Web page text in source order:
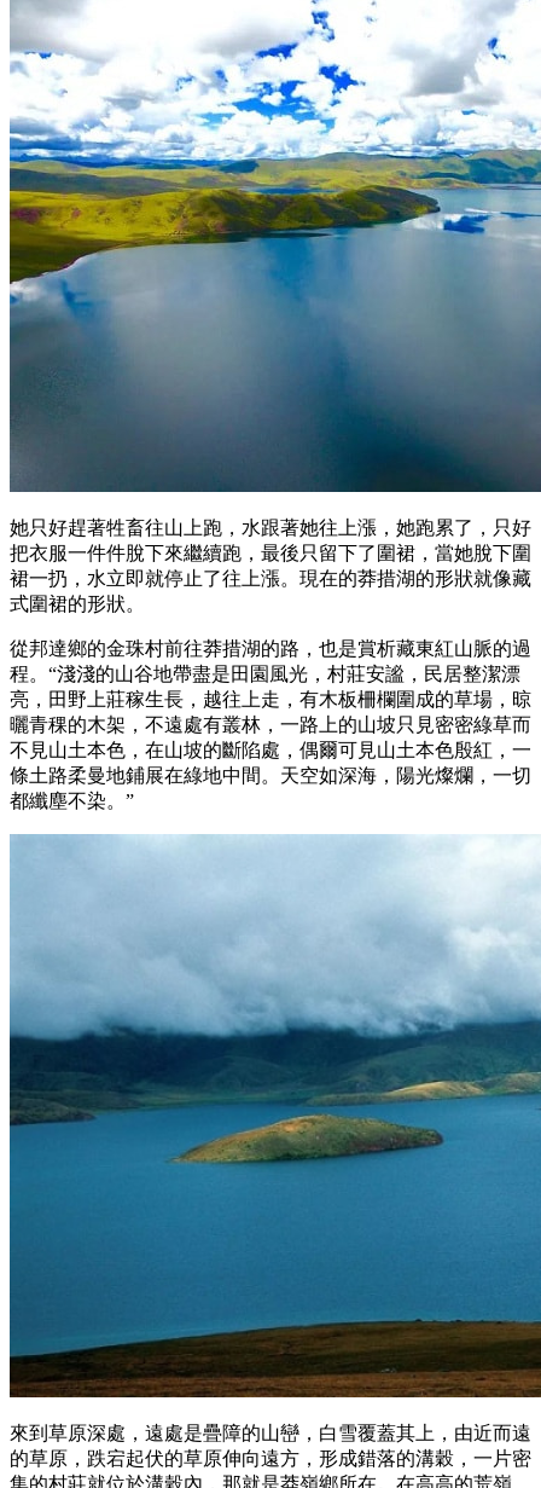
她只好趕著牲畜往山上跑，水跟著她往上漲，她跑累了，只好
把衣服一件件脫下來繼續跑，最後只留下了圍裙，當她脫下圍
裙一扔，水立即就停止了往上漲。現在的莽措湖的形狀就像藏
式圍裙的形狀。
從邦達鄉的金珠村前往莽措湖的路，也是賞析藏東紅山脈的過
程。“淺淺的山谷地帶盡是田園風光，村莊安謐，民居整潔漂
亮，田野上莊稼生長，越往上走，有木板柵欄圍成的草場，晾
曬青稞的木架，不遠處有叢林，一路上的山坡只見密密綠草而
不見山土本色，在山坡的斷陷處，偶爾可見山土本色殷紅，一
條土路柔曼地鋪展在綠地中間。天空如深海，陽光燦爛，一切
都纖塵不染。”
來到草原深處，遠處是疊障的山巒，白雪覆蓋其上，由近而遠
的草原，跌宕起伏的草原伸向遠方，形成錯落的溝穀，一片密
集的村莊就位於溝穀內，那就是莽嶺鄉所在。在高高的荒嶺